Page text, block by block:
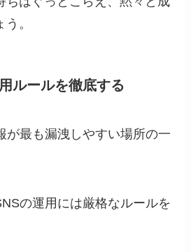
。
ルールを徹底する
が最も漏洩しやすい場所の一
の運用には厳格なルールを